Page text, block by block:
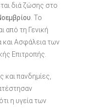
διά ζώσης στο
. Το
από τη Γενική
και Ασφάλεια των
Επιτροπής.
και πανδημίες,
η υγεία των